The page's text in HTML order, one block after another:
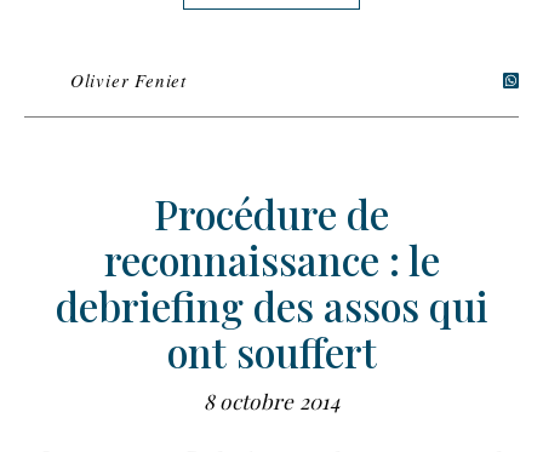
Olivier Feniet
Procédure de
reconnaissance : le
debriefing des assos qui
ont souffert
8 octobre 2014